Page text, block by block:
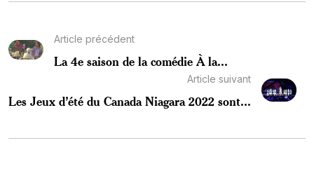
Article précédent
La 4e saison de la comédie À la...
Article suivant
Les Jeux d’été du Canada Niagara 2022 sont...